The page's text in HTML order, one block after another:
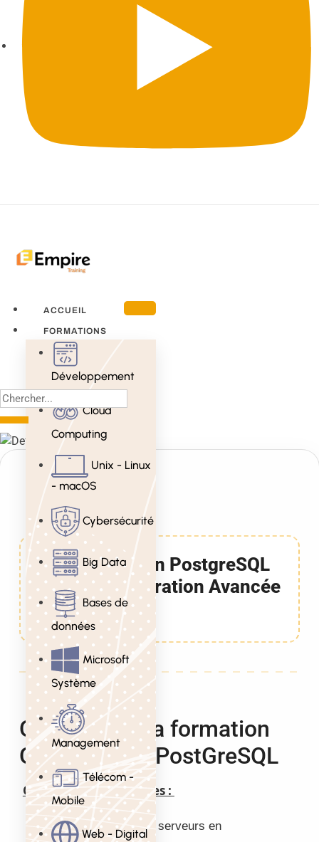
ACCUEIL
FORMATIONS
Développement
Cloud
Computing
Unix - Linux
- macOS
Cybersécurité
Big Data
Bases de
données
Microsoft
Système
Management
Télécom -
Mobile
Web - Digital
Formation PostgreSQL
Administration Avancée
3 Jours
Objectifs de la formation
Optimisation PostGreSQL
Objectifs pédagogiques :
Maintenir un parc de serveurs en